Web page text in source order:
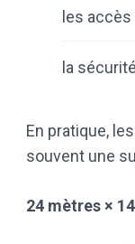
les
la
En pratique,
souvent une
24 mètres ×